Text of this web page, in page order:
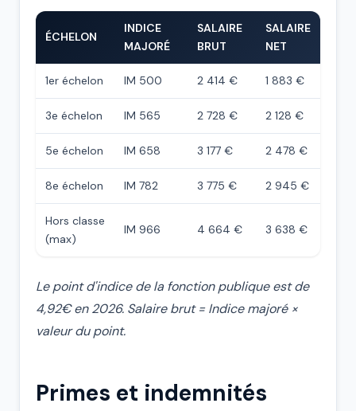
ÉCHELON
INDICE
MAJORÉ
SALAIRE
BRUT
SALAIRE
NET
1er échelon IM 500 2 414 € 1 883 €
3e échelon IM 565 2 728 € 2 128 €
5e échelon IM 658 3 177 € 2 478 €
8e échelon IM 782 3 775 € 2 945 €
Hors classe
(max)
IM 966 4 664 € 3 638 €
Le point d'indice de la fonction publique est de
4,92€ en 2026. Salaire brut = Indice majoré ×
valeur du point.
Primes et indemnités